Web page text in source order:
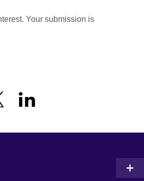
Your submission is